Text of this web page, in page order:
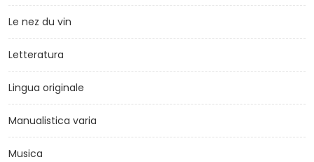
Le nez du vin
Letteratura
Lingua originale
Manualistica varia
Musica